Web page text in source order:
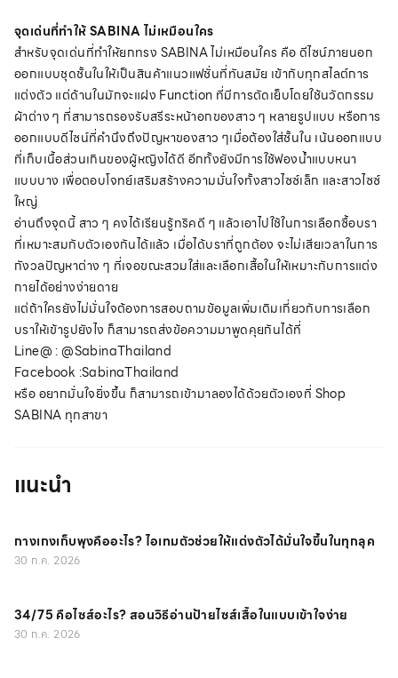
จุดเด่นที่ทำให้ SABINA ไม่เหมือนใคร
สำหรับจุดเด่นที่ทำให้ยกทรง SABINA ไม่เหมือนใคร คือ ดีไซน์ภายนอก
ออกแบบชุดชั้นในให้เป็นสินค้าแนวแฟชั่นที่ทันสมัย เข้ากับทุกสไลต์การ
แต่งตัว แต่ด้านในมักจะแฝง Function ที่มีการตัดเย็บโดยใช้นวัตกรรม
ผ้าต่าง ๆ ที่สามารถรองรับสรีระหน้าอกของสาว ๆ หลายรูปแบบ หรือการ
ออกแบบดีไซน์ที่คำนึงถึงปัญหาของสาว ๆเมื่อต้องใส่ชั้นใน เน้นออกแบบ
ที่เก็บเนื้อส่วนเกินของผู้หญิงได้ดี อีกทั้งยังมีการใช้ฟองน้ำแบบหนา
แบบบาง เพื่อตอบโจทย์เสริมสร้างความมั่นใจทั้งสาวไซซ์เล็ก และสาวไซซ์
ใหญ่
อ่านถึงจุดนี้ สาว ๆ คงได้เรียนรู้ทริคดี ๆ แล้วเอาไปใช้ในการเลือกซื้อบรา
ที่เหมาะสมกับตัวเองกันได้แล้ว เมื่อได้บราที่ถูกต้อง จะไม่เสียเวลาในการ
กังวลปัญหาต่าง ๆ ที่เจอขณะสวมใส่และเลือกเสื้อในให้เหมาะกับการแต่ง
กายได้อย่างง่ายดาย
แต่ถ้าใครยังไม่มั่นใจต้องการสอบถามข้อมูลเพิ่มเติมเกี่ยวกับการเลือก
บราให้เข้ารูปยังไง ก็สามารถส่งข้อความมาพูดคุยกันได้ที่
Line@ : @SabinaThailand
Facebook :SabinaThailand
หรือ อยากมั่นใจยิ่งขึ้น ก็สามารถเข้ามาลองได้ด้วยตัวเองที่ Shop
SABINA ทุกสาขา
แนะนำ
กางเกงเก็บพุงคืออะไร? ไอเทมตัวช่วยให้แต่งตัวได้มั่นใจขึ้นในทุกลุค
30 ก.ค. 2026
34/75 คือไซส์อะไร? สอนวิธีอ่านป้ายไซส์เสื้อในแบบเข้าใจง่าย
30 ก.ค. 2026